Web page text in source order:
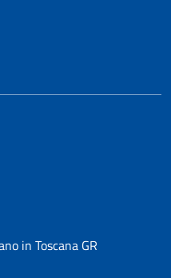
in Toscana GR